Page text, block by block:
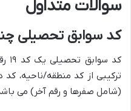
سوالات متداول
کد سوابق تحصیلی
ترکیبی از کد منطقه/ناحیه، کد
(شامل صفرها و رقم آخر) می